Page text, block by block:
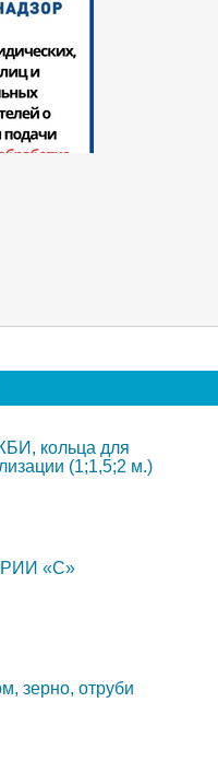
кольца для
(1;1,5;2 м.)
«C»
зерно, отруби